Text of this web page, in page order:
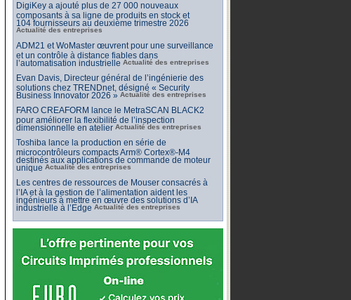
DigiKey a ajouté plus de 27 000 nouveaux
composants à sa ligne de produits en stock et
104 fournisseurs au deuxième trimestre 2026
Actualité des entreprises
ADM21 et WoMaster œuvrent pour une surveillance
et un contrôle à distance fiables dans
l’automatisation industrielle Actualité des entreprises
Evan Davis, Directeur général de l’ingénierie des
solutions chez TRENDnet, désigné « Security
Business Innovator 2026 » Actualité des entreprises
FARO CREAFORM lance le MetraSCAN BLACK2
pour améliorer la flexibilité de l’inspection
dimensionnelle en atelier Actualité des entreprises
Toshiba lance la production en série de
microcontrôleurs compacts Arm® Cortex®-M4
destinés aux applications de commande de moteur
unique Actualité des entreprises
Les centres de ressources de Mouser consacrés à
l’IA et à la gestion de l’alimentation aident les
ingénieurs à mettre en œuvre des solutions d’IA
industrielle à l’Edge Actualité des entreprises